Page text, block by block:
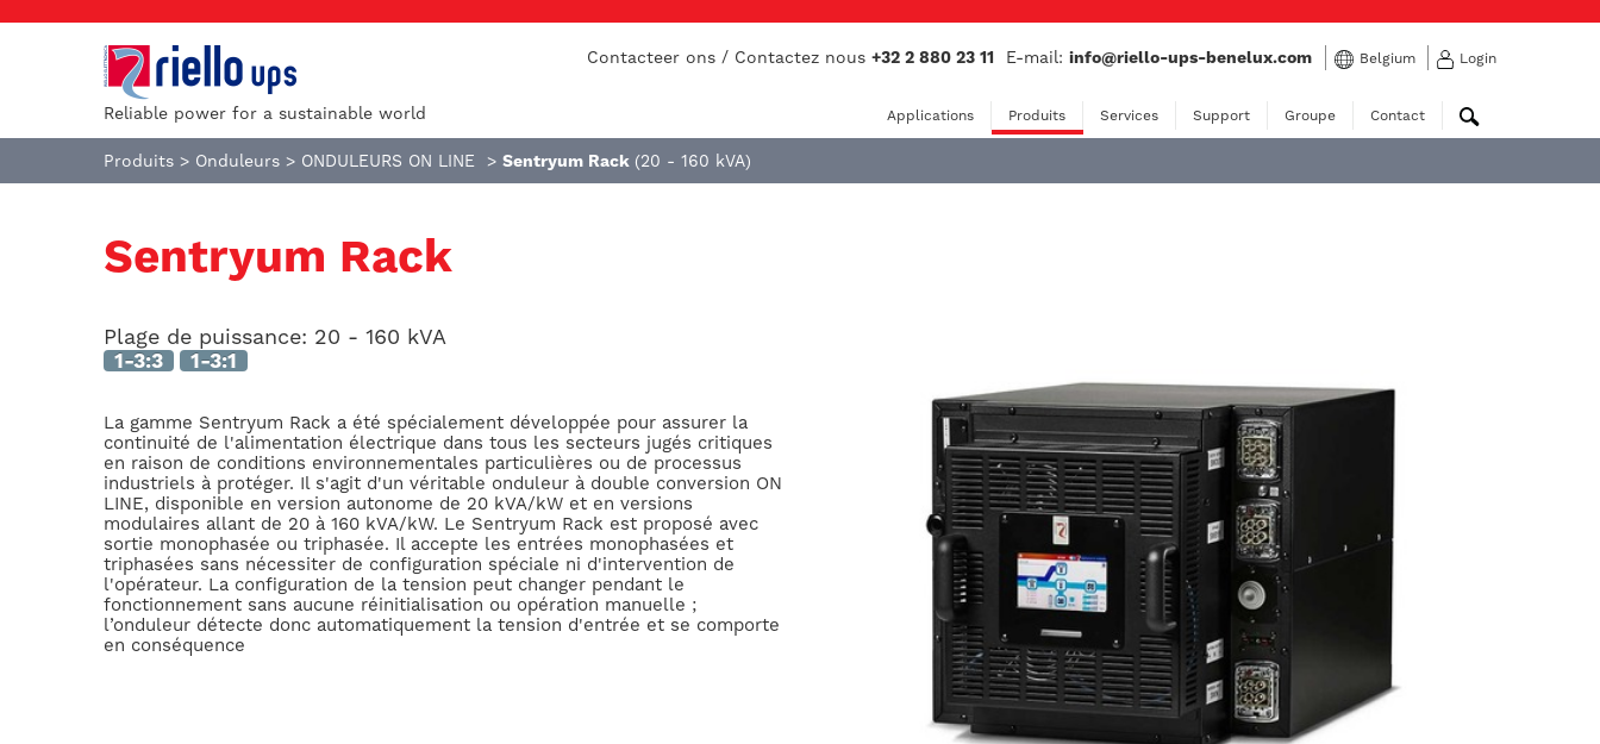
Reliable power for a sustainable world
Contacteer ons / Contactez nous+32 2 880 23 11 E-mail:info@riello-ups-benelux.com Belgium Login
Applications Produits Services Support Groupe Contact
Produits > Onduleurs > ONDULEURS ON LINE > Sentryum Rack (20 - 160 kVA)
Sentryum Rack
Plage de puissance: 20 - 160 kVA
1-3:3 1-3:1
La gamme Sentryum Rack a été spécialement développée pour assurer la
continuité de l'alimentation électrique dans tous les secteurs jugés critiques
en raison de conditions environnementales particulières ou de processus
industriels à protéger. Il s'agit d'un véritable onduleur à double conversion ON
LINE, disponible en version autonome de 20 kVA/kW et en versions
modulaires allant de 20 à 160 kVA/kW. Le Sentryum Rack est proposé avec
sortie monophasée ou triphasée. Il accepte les entrées monophasées et
triphasées sans nécessiter de configuration spéciale ni d'intervention de
l'opérateur. La configuration de la tension peut changer pendant le
fonctionnement sans aucune réinitialisation ou opération manuelle ;
l’onduleur détecte donc automatiquement la tension d'entrée et se comporte
en conséquence